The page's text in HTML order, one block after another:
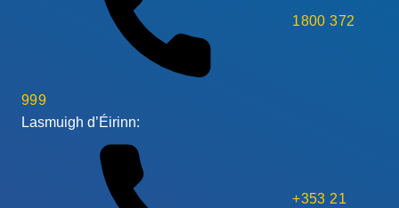
1800 372
999
Lasmuigh d’Éirinn:
+353 21